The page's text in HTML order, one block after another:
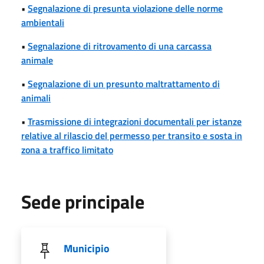
• Segnalazione di presunta violazione delle norme
ambientali
• Segnalazione di ritrovamento di una carcassa
animale
• Segnalazione di un presunto maltrattamento di
animali
• Trasmissione di integrazioni documentali per istanze
relative al rilascio del permesso per transito e sosta in
zona a traffico limitato
Sede principale
Municipio